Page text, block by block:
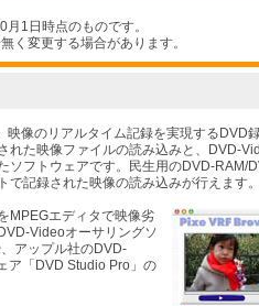
1日時点のものです。
く変更する場合があります。
映像のリアルタイム記録を実現するDVD
れた映像ファイルの読み込みと、DVD-
ソフトウェアです。民生用のDVD-RAM/
で記録された映像の読み込みが行えます
MPEGエディタで映像劣
Videoオーサリングソ
アップル社のDVD-
ア「DVD Studio Pro」の